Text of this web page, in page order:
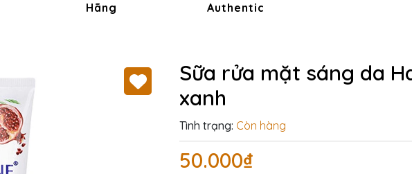
Hãng
Authentic
Sữa rửa mặt sáng da
xanh
Tình trạng: Còn hàng
50.000₫